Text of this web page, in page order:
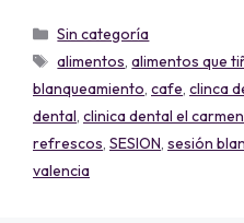
Sin categoría
alimentos,alimentos que
blanqueamiento, cafe, clinca
dental, clinica dental el
refrescos, SESION, sesión
valencia